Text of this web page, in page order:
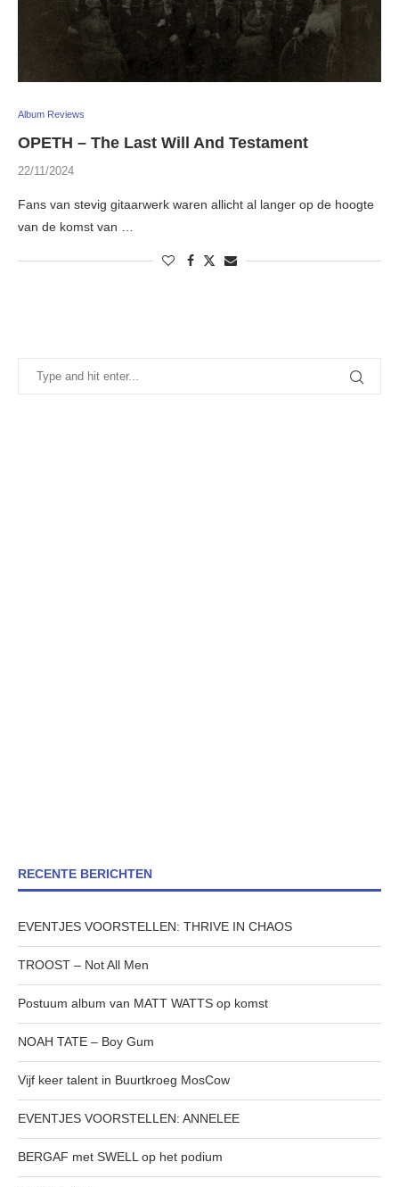
Album Reviews
OPETH – The Last Will And Testament
22/11/2024
Fans van stevig gitaarwerk waren allicht al langer op de hoogte
van de komst van …
RECENTE BERICHTEN
EVENTJES VOORSTELLEN: THRIVE IN CHAOS
TROOST – Not All Men
Postuum album van MATT WATTS op komst
NOAH TATE – Boy Gum
Vijf keer talent in Buurtkroeg MosCow
EVENTJES VOORSTELLEN: ANNELEE
BERGAF met SWELL op het podium